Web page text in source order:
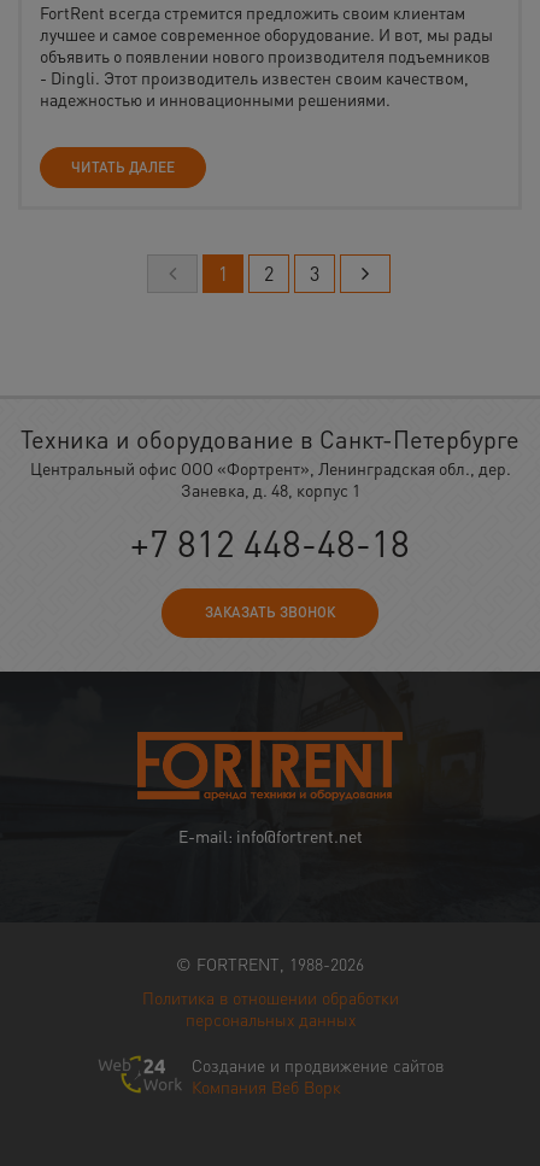
FortRent всегда стремится предложить своим клиентам
лучшее и самое современное оборудование. И вот, мы рады
объявить о появлении нового производителя подъемников
- Dingli. Этот производитель известен своим качеством,
надежностью и инновационными решениями.
ЧИТАТЬ ДАЛЕЕ
1 2 3
Техника и оборудование в Санкт-Петербурге
Центральный офис ООО «Фортрент», Ленинградская обл., дер.
Заневка, д. 48, корпус 1
+7 812 448-48-18
ЗАКАЗАТЬ ЗВОНОК
E-mail: info@fortrent.net
© FORTRENT, 1988-2026
Политика в отношении обработки
персональных данных
Создание и продвижение сайтов
Компания Веб Ворк